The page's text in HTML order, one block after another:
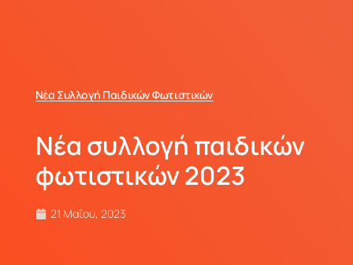
Νέα Συλλογή Παιδικών Φωτιστικών
Νέα συλλογή παιδικών
φωτιστικών 2023
21 Μαΐου, 2023